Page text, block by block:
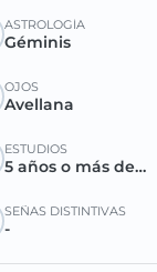
ASTROLOGÍA
Géminis
OJOS
Avellana
ESTUDIOS
5 años o más después del bachillerato
SEÑAS DISTINTIVAS
-